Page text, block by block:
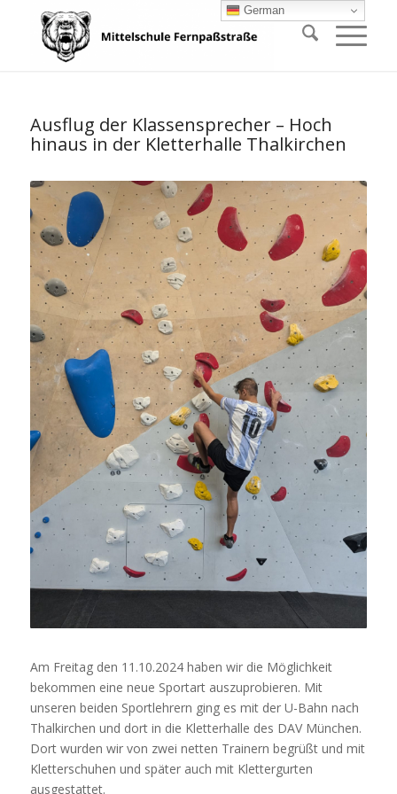
Ausflug der Klassensprecher – Hoch
hinaus in der Kletterhalle Thalkirchen
Am Freitag den 11.10.2024 haben wir die Möglichkeit
bekommen eine neue Sportart auszuprobieren. Mit
unseren beiden Sportlehrern ging es mit der U-Bahn nach
Thalkirchen und dort in die Kletterhalle des DAV München.
Dort wurden wir von zwei netten Trainern begrüßt und mit
Kletterschuhen und später auch mit Klettergurten
ausgestattet.
German